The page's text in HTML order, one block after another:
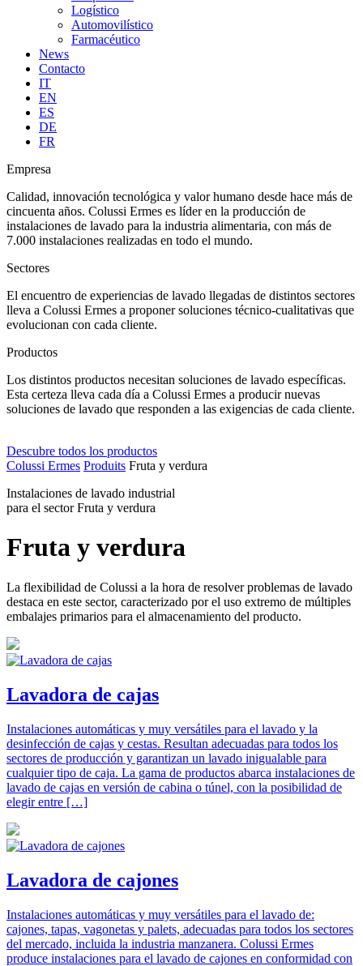
Logístico
Automovilístico
Farmacéutico
News
Contacto
IT
EN
ES
DE
FR
Empresa
Calidad, innovación tecnológica y valor humano desde hace más de
cincuenta años. Colussi Ermes es líder en la producción de
instalaciones de lavado para la industria alimentaria, con más de
7.000 instalaciones realizadas en todo el mundo.
Sectores
El encuentro de experiencias de lavado llegadas de distintos sectores
lleva a Colussi Ermes a proponer soluciones técnico-cualitativas que
evolucionan con cada cliente.
Productos
Los distintos productos necesitan soluciones de lavado específicas.
Esta certeza lleva cada día a Colussi Ermes a producir nuevas
soluciones de lavado que responden a las exigencias de cada cliente.
Descubre todos los productos
Colussi Ermes Produits Fruta y verdura
Instalaciones de lavado industrial
para el sector Fruta y verdura
Fruta y verdura
La flexibilidad de Colussi a la hora de resolver problemas de lavado
destaca en este sector, caracterizado por el uso extremo de múltiples
embalajes primarios para el almacenamiento del producto.
Lavadora de cajas
Instalaciones automáticas y muy versátiles para el lavado y la
desinfección de cajas y cestas. Resultan adecuadas para todos los
sectores de producción y garantizan un lavado inigualable para
cualquier tipo de caja. La gama de productos abarca instalaciones de
lavado de cajas en versión de cabina o túnel, con la posibilidad de
elegir entre […]
Lavadora de cajones
Instalaciones automáticas y muy versátiles para el lavado de:
cajones, tapas, vagonetas y palets, adecuadas para todos los sectores
del mercado, incluida la industria manzanera. Colussi Ermes
produce instalaciones para el lavado de cajones en conformidad con